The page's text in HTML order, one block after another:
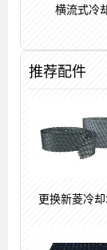
横流式冷
推荐配件
更换新菱冷